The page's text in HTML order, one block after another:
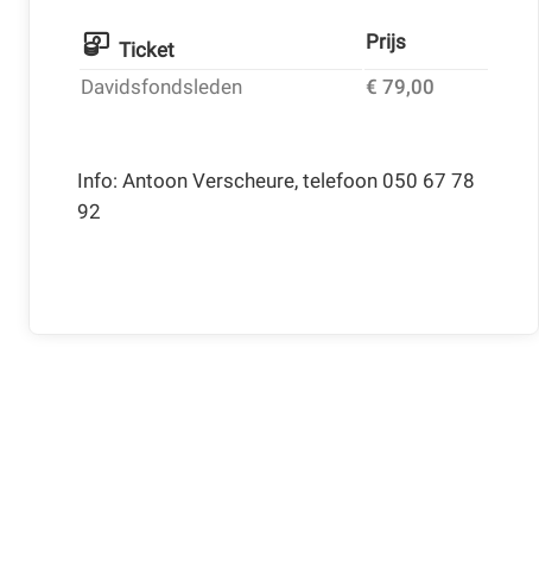
Ticket
Prijs
Davidsfondsleden
€ 79,00
Info: Antoon Verscheure, telefoon 050 67 78
92